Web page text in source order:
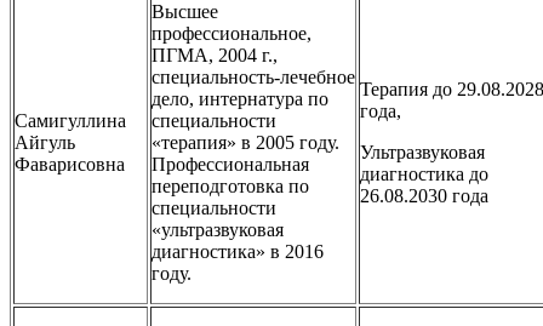
Самигуллина
Айгуль
Фаварисовна
Высшее
профессиональное,
ПГМА, 2004 г.,
специальность-лечебное
дело, интернатура по
специальности
«терапия» в 2005 году.
Профессиональная
переподготовка по
специальности
«ультразвуковая
диагностика» в 2016
году.
Терапия до 29.08.2028
года,
Ультразвуковая
диагностика до
26.08.2030 года